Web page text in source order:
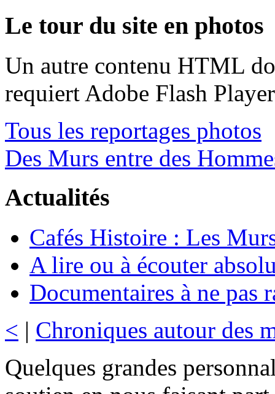
Le tour du site en photos
Un autre contenu HTML
requiert Adobe Flash
Tous les reportages photos
Des Murs entre des
Actualités
Cafés Histoire : Les
A lire ou à écouter
Documentaires à ne pas
< | Chroniques autour des
Quelques grandes